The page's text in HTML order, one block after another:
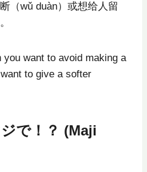
（wǔ duàn）或想给人留
you want to avoid making a
to give a softer
で！？ (Maji